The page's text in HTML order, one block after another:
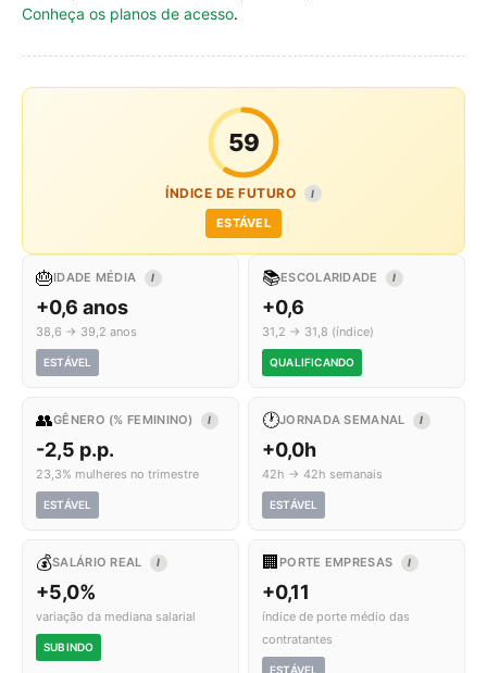
Conheça os planos de acesso.
59
ÍNDICE DE FUTURO I
ESTÁVEL
🎂IDADE MÉDIA I
+0,6 anos
38,6 → 39,2 anos
ESTÁVEL
📚ESCOLARIDADE I
+0,6
31,2 → 31,8 (índice)
QUALIFICANDO
👥GÊNERO (% FEMININO) I
-2,5 p.p.
23,3% mulheres no trimestre
ESTÁVEL
🕐JORNADA SEMANAL I
+0,0h
42h → 42h semanais
ESTÁVEL
💰SALÁRIO REAL I
+5,0%
variação da mediana salarial
SUBINDO
🏢 PORTE EMPRESAS I
+0,11
índice de porte médio das
contratantes
ESTÁVEL